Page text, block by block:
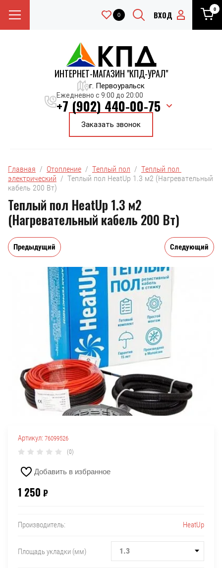
0 ВХОД
0
ИНТЕРНЕТ-МАГАЗИН "КПД-УРАЛ"
г. Первоуральск
Ежедневно с 9:00 до 20:00
+7 (902) 440-00-75
Заказать звонок
Главная
  /
Отопление
  /
Теплый пол
  /
Теплый пол
электрический
  /  Теплый пол HeatUp 1.3 м2 (Нагревательный
кабель 200 Вт)
Теплый пол HeatUp 1.3 м2
(Нагревательный кабель 200 Вт)
Предыдущий Следующий
Артикул: 76099526
(0)
Добавить в избранное
1 250 ₽
Производитель: HeatUp
Площадь укладки (мм) 1.3